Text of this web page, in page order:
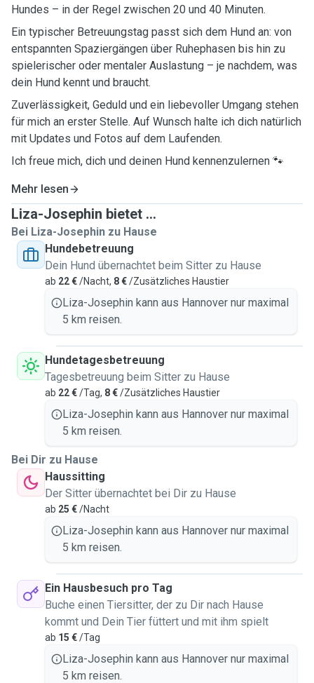
Hundes – in der Regel zwischen 20 und 40 Minuten.
Ein typischer Betreuungstag passt sich dem Hund an: von
entspannten Spaziergängen über Ruhephasen bis hin zu
spielerischer oder mentaler Auslastung – je nachdem, was
dein Hund kennt und braucht.
Zuverlässigkeit, Geduld und ein liebevoller Umgang stehen
für mich an erster Stelle. Auf Wunsch halte ich dich natürlich
mit Updates und Fotos auf dem Laufenden.
Ich freue mich, dich und deinen Hund kennenzulernen 🐾
Mehr lesen
Liza-Josephin bietet ...
Bei Liza-Josephin zu Hause
Hundebetreuung
Dein Hund übernachtet beim Sitter zu Hause
ab 22 €/Nacht, 8 €/Zusätzliches Haustier
Liza-Josephin kann aus Hannover nur maximal
5 km reisen.
Hundetagesbetreuung
Tagesbetreuung beim Sitter zu Hause
ab 22 €/Tag, 8 €/Zusätzliches Haustier
Liza-Josephin kann aus Hannover nur maximal
5 km reisen.
Bei Dir zu Hause
Haussitting
Der Sitter übernachtet bei Dir zu Hause
ab 25 €/Nacht
Liza-Josephin kann aus Hannover nur maximal
5 km reisen.
Ein Hausbesuch pro Tag
Buche einen Tiersitter, der zu Dir nach Hause
kommt und Dein Tier füttert und mit ihm spielt
ab 15 €/Tag
Liza-Josephin kann aus Hannover nur maximal
5 km reisen.